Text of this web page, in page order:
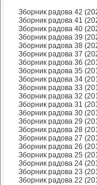
Зборник радова 42
Зборник радова 41
Зборник радова 40
Зборник радова 39
Зборник радова 38
Зборник радова 37
Зборник радова 36
Зборник радова 35
Зборник радова 34
Зборник радова 33
Зборник радова 32
Зборник радова 31
Зборник радова 30
Зборник радова 29
Зборник радова 28
Зборник радова 27
Зборник радова 26
Зборник радова 25
Зборник радова 24
Зборник радова 23
Зборник радова 22